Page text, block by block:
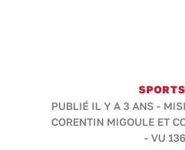
PUBLIÉ IL Y A 3 ANS -
CORENTIN MIGOULE ET
- VU